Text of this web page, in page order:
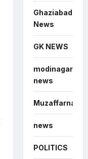
Ghaziabad
News
GK NEWS
modinagar
news
Muzaffarnagar
news
POLITICS